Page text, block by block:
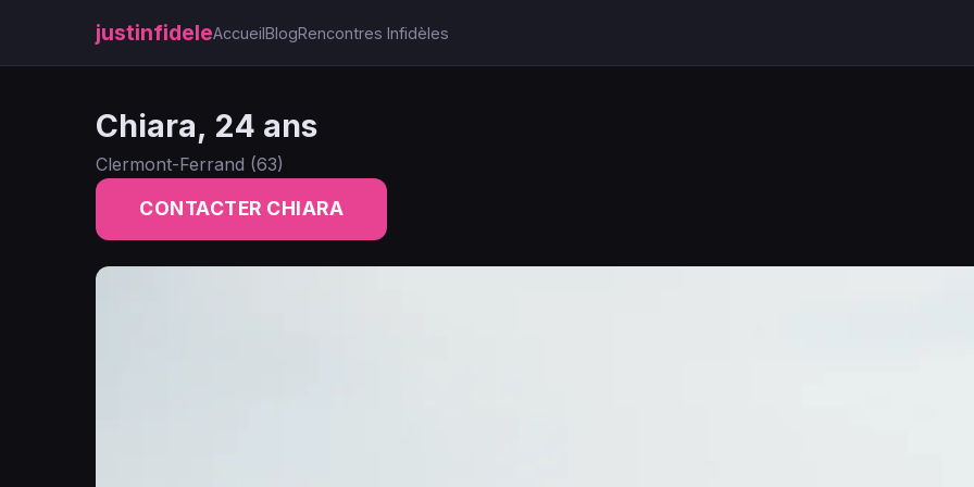
justinfideleAccueilBlogRencontres Infidèles
Chiara, 24 ans
Clermont-Ferrand (63)
CONTACTER CHIARA